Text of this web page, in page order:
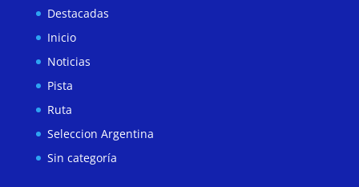
Destacadas
Inicio
Noticias
Pista
Ruta
Seleccion Argentina
Sin categoría